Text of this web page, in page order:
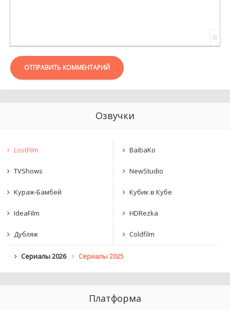
0
ОТПРАВИТЬ КОММЕНТАРИЙ
Озвучки
LostFilm BaibaKo
TVShows NewStudio
Кураж-Бамбей Кубик в Кубе
IdeaFilm HDRezka
Дубляж Coldfilm
Сериалы 2026 Сериалы 2025
Платформа